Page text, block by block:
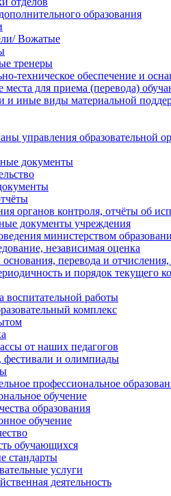
образования
Вожатые
тренеры
техническое обеспечение и
места для приема (перевода)
и иные виды материальной
управления образовательной
документы
органов контроля, отчёты об
документы учреждения
министерством
независимая оценка
перевода и
и порядок текущего
воспитательной работы
комплекс
от наших педагогов
фестивали и олимпиады
профессиональное
обучение
образования
обучение
обучающихся
стандарты
услуги
деятельность